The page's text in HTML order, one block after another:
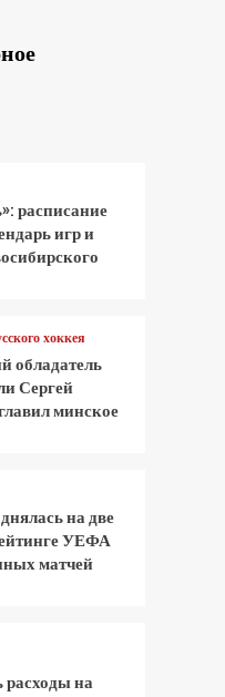
расписание
игр и
хоккея
обладатель
Сергей
минское
на две
УЕФА
матчей
расходы на